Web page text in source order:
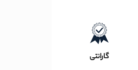
گارانتی